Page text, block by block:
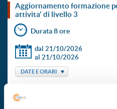
aggiornamento formazione per addetti antincendio in
attivita' di livello 3
Durata 8 ore
dal 21/10/2026
al 21/10/2026
DATE E ORARI